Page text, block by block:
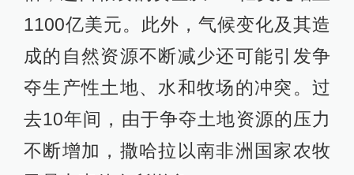
1100亿美元。此外，气候变化及其造
成的自然资源不断减少还可能引发争
夺生产性土地、水和牧场的冲突。过
去10年间，由于争夺土地资源的压力
不断增加，撒哈拉以南非洲国家农牧